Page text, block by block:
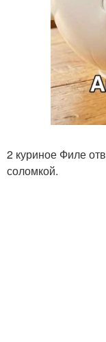
2 куриное Филе
соломкой.